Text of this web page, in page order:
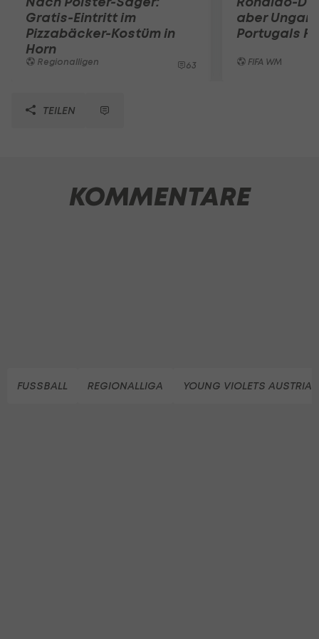
Gratis-Eintritt im
Pizzabäcker-Kostüm in
Horn
Regionalligen 63
aber
Portugals
FIFA WM
TEILEN
KOMMENTARE
FUSSBALL REGIONALLIGA YOUNG VIOLETS AUSTRIA